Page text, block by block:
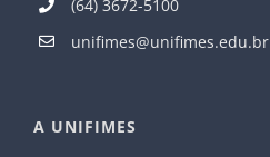
(64) 3672-5100
unifimes@unifimes.edu.br
A UNIFIMES